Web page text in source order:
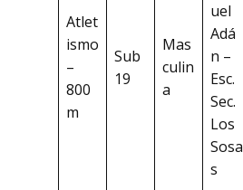
Atlet
ismo
–
800
m
Sub
19
Mas
culin
a
uel
Adá
n –
Esc.
Sec.
Los
Sosa
s